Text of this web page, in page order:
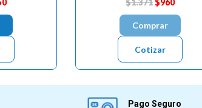
Comprar
Cotizar
Pago Seguro